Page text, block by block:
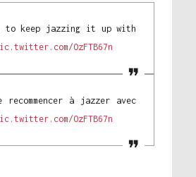
to keep jazzing it up with
OzFTB67n
à jazzer avec
OzFTB67n